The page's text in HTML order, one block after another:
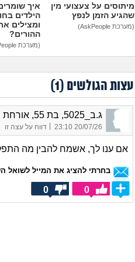
מיתוסים על צעצועי מין
שהגיע הזמן לנפץ
(מערכת AskPeople)
איך
הילדים
ומצילים
ההורים?
(מערכת AskPeople)
עצות הגולשים (1
)
ג.ב_5025, בת 55, אורחת
20/07/26 23:10 דווח על עצה זו
אם ענו לך, אשמח להבין מה
בחרתי להציג את המייל לשואל
0
0